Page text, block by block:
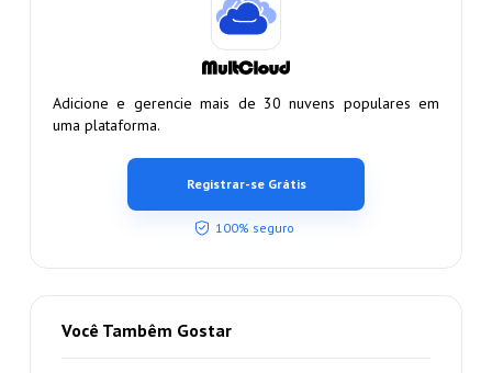
Adicione e gerencie mais de 30 nuvens populares em
uma plataforma.
Registrar-se Grátis
100% seguro
Você Tambêm Gostar